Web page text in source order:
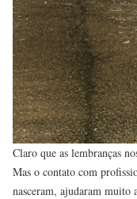
Claro que as lembranças
Mas o contato com
nasceram, ajudaram muito